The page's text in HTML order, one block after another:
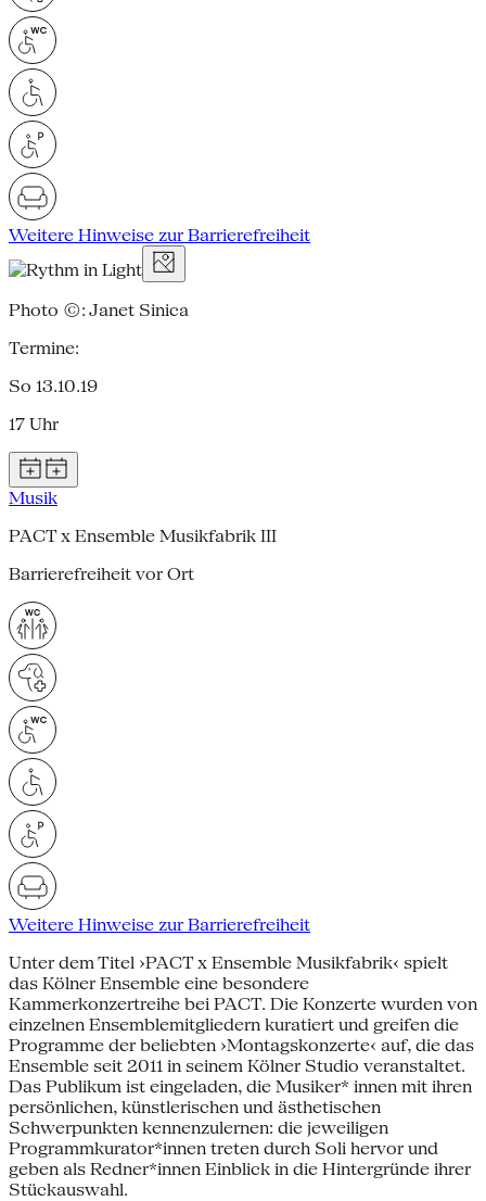
Weitere Hinweise zur Barrierefreiheit
Photo ©: Janet Sinica
Termine:
So 13.10.19
17 Uhr
Musik
PACT x Ensemble Musikfabrik III
Barrierefreiheit vor Ort
Weitere Hinweise zur Barrierefreiheit
Unter dem Titel ›PACT x Ensemble Musikfabrik‹ spielt
das Kölner Ensemble eine besondere
Kammerkonzertreihe bei PACT. Die Konzerte wurden von
einzelnen Ensemblemitgliedern kuratiert und greifen die
Programme der beliebten ›Montagskonzerte‹ auf, die das
Ensemble seit 2011 in seinem Kölner Studio veranstaltet.
Das Publikum ist eingeladen, die Musiker* innen mit ihren
persönlichen, künstlerischen und ästhetischen
Schwerpunkten kennenzulernen: die jeweiligen
Programmkurator*innen treten durch Soli hervor und
geben als Redner*innen Einblick in die Hintergründe ihrer
Stückauswahl.